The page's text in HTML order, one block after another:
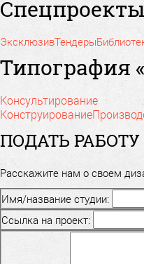
Спецпроекты
ЭксклюзивТендеры
Типография
Консультирование
Конструирование
ПОДАТЬ РАБОТУ
Расскажите нам о своем
Имя/название студии:
Ссылка на проект: